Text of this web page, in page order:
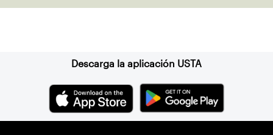
Descarga la aplicación USTA